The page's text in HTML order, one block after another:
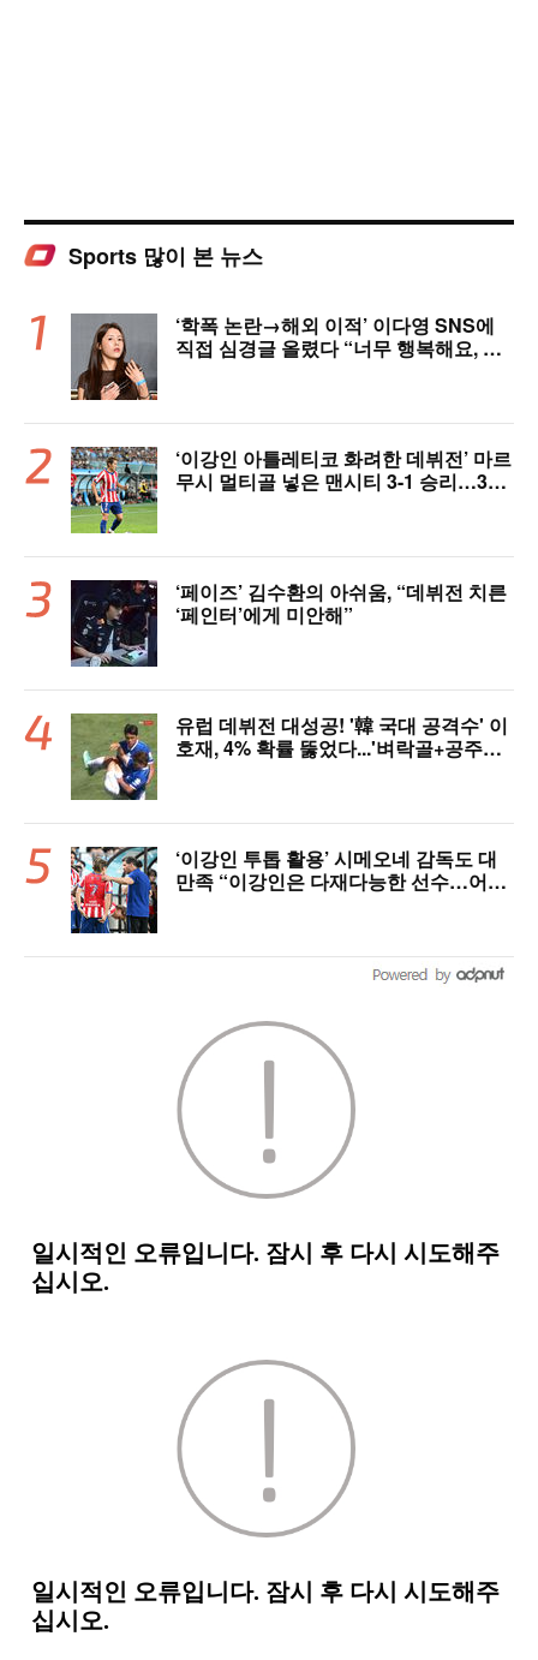
Sports 많이 본 뉴스
‘학폭 논란→해외 이적’ 이다영 SNS에
직접 심경글 올렸다 “너무 행복해요, 여
‘이강인 아틀레티코 화려한 데뷔전’ 마르
무시 멀티골 넣은 맨시티 3-1 승리…3년
‘페이즈’ 김수환의 아쉬움, “데뷔전 치른
‘페인터’에게 미안해”
유럽 데뷔전 대성공! '韓 국대 공격수' 이
호재, 4% 확률 뚫었다...'벼락골+공주님
‘이강인 투톱 활용’ 시메오네 감독도 대
만족 “이강인은 다재다능한 선수…어떤